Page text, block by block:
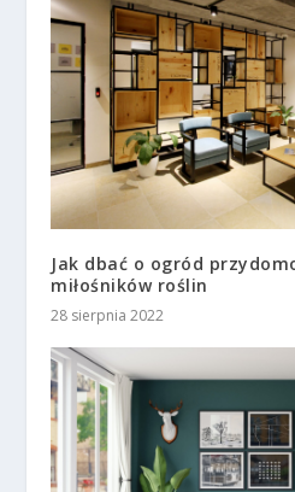
Jak dbać o ogród
miłośników roślin
28 sierpnia 2022